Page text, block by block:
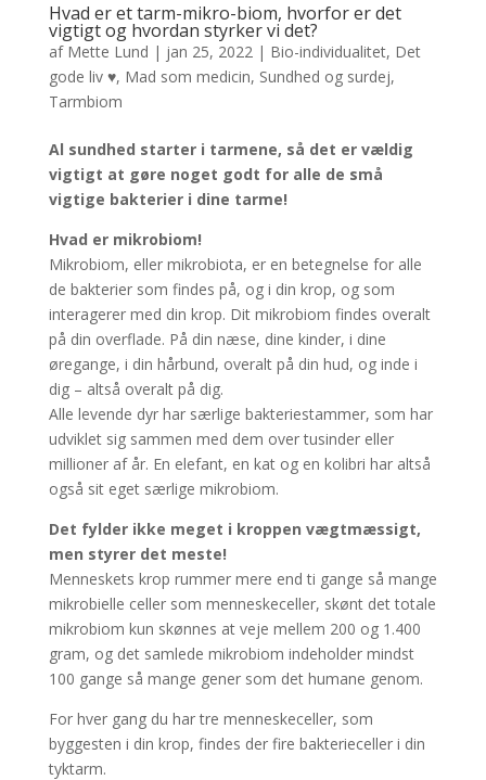
Hvad er et tarm-mikro-biom, hvorfor er det
vigtigt og hvordan styrker vi det?
af Mette Lund | jan 25, 2022| Bio-individualitet, Det
gode liv ♥, Mad som medicin, Sundhed og surdej,
Tarmbiom
Al sundhed starter i tarmene, så det er vældig
vigtigt at gøre noget godt for alle de små
vigtige bakterier i dine tarme!
Hvad er mikrobiom!
Mikrobiom, eller mikrobiota, er en betegnelse for alle
de bakterier som findes på, og i din krop, og som
interagerer med din krop. Dit mikrobiom findes overalt
på din overflade. På din næse, dine kinder, i dine
øregange, i din hårbund, overalt på din hud, og inde i
dig – altså overalt på dig.
Alle levende dyr har særlige bakteriestammer, som har
udviklet sig sammen med dem over tusinder eller
millioner af år. En elefant, en kat og en kolibri har altså
også sit eget særlige mikrobiom.
Det fylder ikke meget i kroppen vægtmæssigt,
men styrer det meste!
Menneskets krop rummer mere end ti gange så mange
mikrobielle celler som menneskeceller, skønt det totale
mikrobiom kun skønnes at veje mellem 200 og 1.400
gram, og det samlede mikrobiom indeholder mindst
100 gange så mange gener som det humane genom.
For hver gang du har tre menneskeceller, som
byggesten i din krop, findes der fire bakterieceller i din
tyktarm.